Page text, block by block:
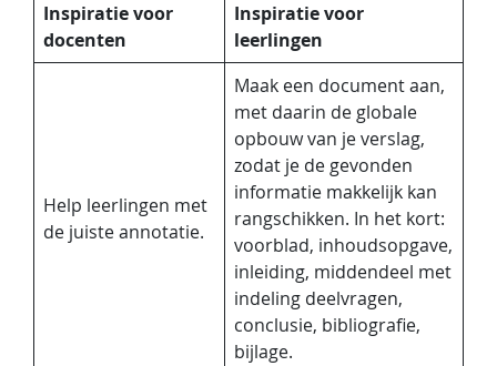
Inspiratie voor
docenten
Inspiratie voor
leerlingen
Help leerlingen met
de juiste annotatie.
Maak een document aan,
met daarin de globale
opbouw van je verslag,
zodat je de gevonden
informatie makkelijk kan
rangschikken. In het kort:
voorblad, inhoudsopgave,
inleiding, middendeel met
indeling deelvragen,
conclusie, bibliografie,
bijlage.